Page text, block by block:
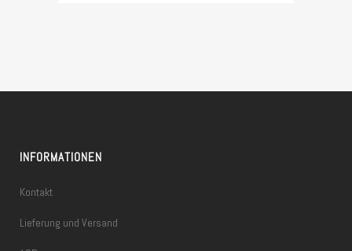
INFORMATIONEN
Kontakt
Lieferung und Versand